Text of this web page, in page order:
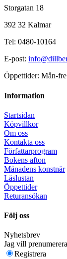
Storgatan 18
392 32 Kalmar
Tel: 0480-10164
E-post:
Öppettider: Mån-
Information
Startsidan
Köpvillkor
Om oss
Kontakta oss
Författarprogram
Bokens afton
Månadens konstnär
Läslustan
Öppettider
Returansökan
Följ oss
Nyhetsbrev
Jag vill
Registrera